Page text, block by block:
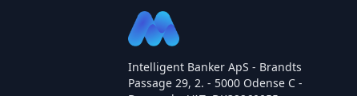
Intelligent Banker ApS - Brandts
Passage 29, 2. - 5000 Odense C -